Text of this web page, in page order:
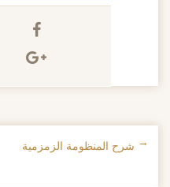
تصفح الإدراجات
← شرح المنظومة الزمزمية